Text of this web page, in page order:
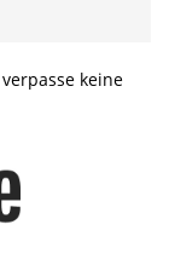
keine